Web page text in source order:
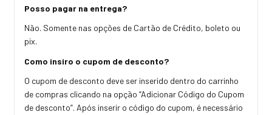
Posso pagar na entrega?
Não. Somente nas opções de Cartão de Crédito, boleto ou
pix.
Como insiro o cupom de desconto?
O cupom de desconto deve ser inserido dentro do carrinho
de compras clicando na opção “Adicionar Código do Cupom
de desconto”. Após inserir o código do cupom, é necessário